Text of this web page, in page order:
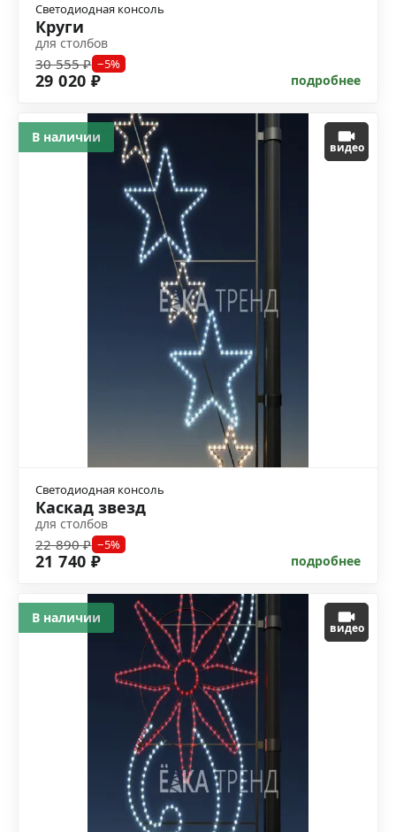
Светодиодная консоль
Круги
для столбов
30 555 ₽ −5%
29 020 ₽ подробнее
видео
Светодиодная консоль
Каскад звезд
для столбов
22 890 ₽ −5%
21 740 ₽ подробнее
В наличии
видео
В наличии